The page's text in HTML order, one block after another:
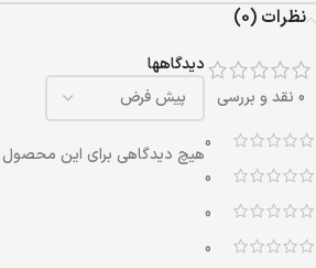
نظرات (0)
0 نقد و بررسی
0
0
0
0
دیدگاهها
هیچ دیدگاهی برای این